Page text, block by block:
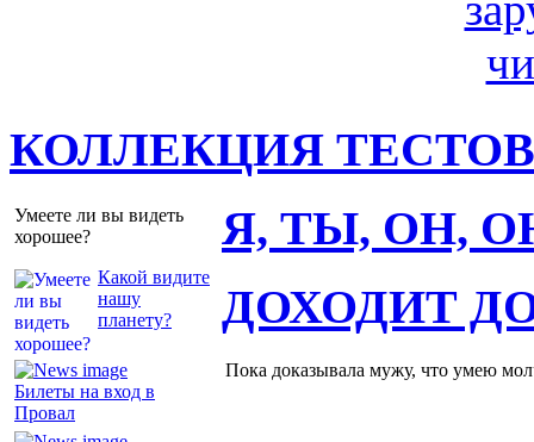
КОЛЛЕКЦИЯ ТЕСТОВ
Умеете ли вы видеть
хорошее?
Какой видите
нашу
планету?
Я, ТЫ, ОН,
Билеты на вход в
Провал
ДОХОДИТ
Пока доказывала мужу, что умею